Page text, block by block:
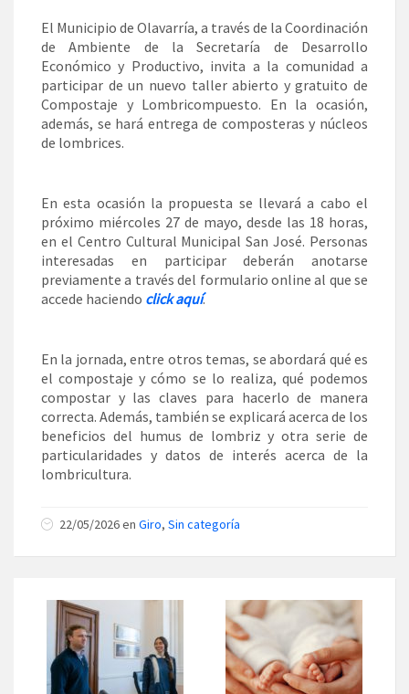
El Municipio de Olavarría, a través de la Coordinación
de Ambiente de la Secretaría de Desarrollo
Económico y Productivo, invita a la comunidad a
participar de un nuevo taller abierto y gratuito de
Compostaje y Lombricompuesto. En la ocasión,
además, se hará entrega de composteras y núcleos
de lombrices.
En esta ocasión la propuesta se llevará a cabo el
próximo miércoles 27 de mayo, desde las 18 horas,
en el Centro Cultural Municipal San José. Personas
interesadas en participar deberán anotarse
previamente a través del formulario online al que se
accede haciendo click aquí.
En la jornada, entre otros temas, se abordará qué es
el compostaje y cómo se lo realiza, qué podemos
compostar y las claves para hacerlo de manera
correcta. Además, también se explicará acerca de los
beneficios del humus de lombriz y otra serie de
particularidades y datos de interés acerca de la
lombricultura.
22/05/2026 en Giro, Sin categoría